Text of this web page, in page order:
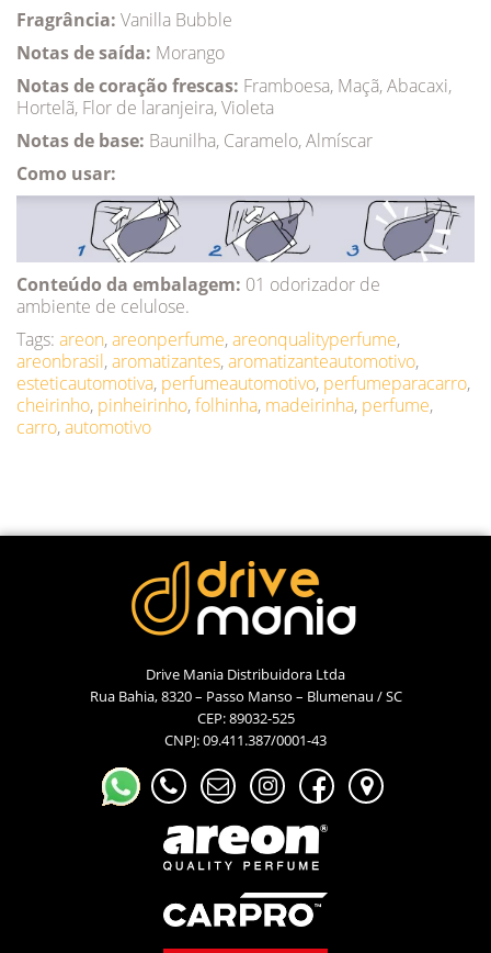
Fragrância: Vanilla Bubble
Notas de saída: Morango
Notas de coração frescas: Framboesa, Maçã, Abacaxi,
Hortelã, Flor de laranjeira, Violeta
Notas de base: Baunilha, Caramelo, Almíscar
Como usar:
Conteúdo da embalagem: 01 odorizador de
ambiente de celulose.
Tags: areon,areonperfume,areonqualityperfume,
areonbrasil,aromatizantes,aromatizanteautomotivo,
esteticautomotiva, perfumeautomotivo, perfumeparacarro,
cheirinho, pinheirinho,folhinha, madeirinha, perfume,
carro,automotivo
Drive Mania Distribuidora Ltda
Rua Bahia, 8320 – Passo Manso – Blumenau / SC
CEP: 89032-525
CNPJ: 09.411.387/0001-43